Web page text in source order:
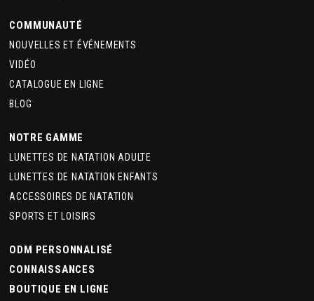
COMMUNAUTÉ
NOUVELLES ET ÉVÉNEMENTS
VIDÉO
CATALOGUE EN LIGNE
BLOG
NOTRE GAMME
LUNETTES DE NATATION ADULTE
LUNETTES DE NATATION ENFANTS
ACCESSOIRES DE NATATION
SPORTS ET LOISIRS
ODM PERSONNALISÉ
CONNAISSANCES
BOUTIQUE EN LIGNE